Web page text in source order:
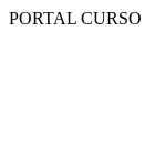
PORTAL CURSO